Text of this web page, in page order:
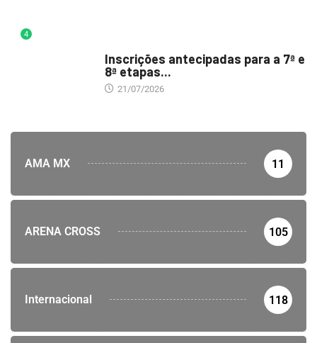
4
Inscrições antecipadas para a 7ª e
8ª etapas...
21/07/2026
AMA MX 11
ARENA CROSS 105
Internacional 118